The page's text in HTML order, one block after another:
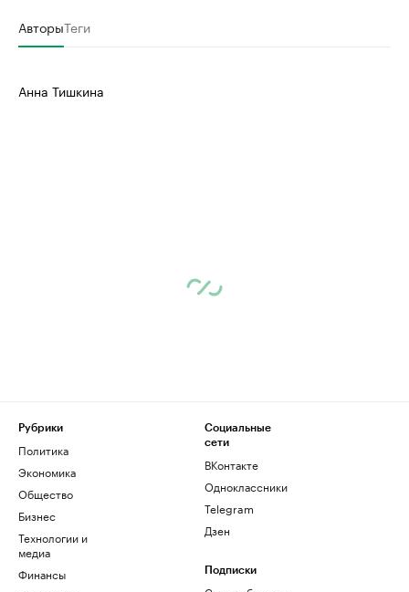
АвторыТеги
Анна Тишкина
Рубрики
Политика
Экономика
Общество
Бизнес
Технологии и
медиа
Финансы
Социальные
сети
ВКонтакте
Одноклассники
Telegram
Дзен
Подписки